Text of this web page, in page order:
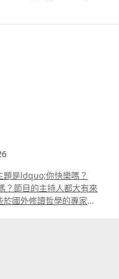
題是ldquo;你快樂嗎？
？節目的主持人都大有來
國外修讀哲學的專家，